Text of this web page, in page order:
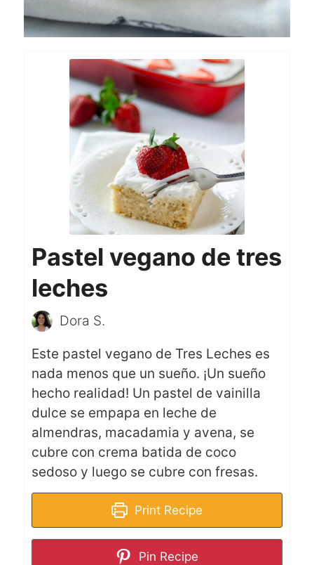
Pastel vegano de tres
leches
Dora S.
Este pastel vegano de Tres Leches es
nada menos que un sueño. ¡Un sueño
hecho realidad! Un pastel de vainilla
dulce se empapa en leche de
almendras, macadamia y avena, se
cubre con crema batida de coco
sedoso y luego se cubre con fresas.
Print Recipe
Pin Recipe